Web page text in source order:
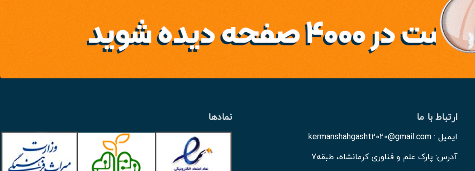
ارتباط با ما
ایمیل : kermanshahgasht2020@gmail.com
آدرس: پارک علم و فناوری کرمانشاه، طبقه7
نمادها